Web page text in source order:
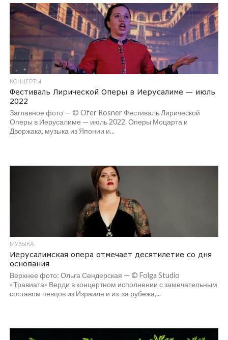
КОНЦЕРТЫ
Фестиваль Лирической Оперы в Иерусалиме — июль
2022
Заглавное фото — © Ofer Rosner Фестиваль Лирической
Оперы в Иерусалиме — июль 2022. Оперы Моцарта и
Дворжака, музыка из Японии и...
МУЗЫКА
Иерусалимская опера отмечает десятилетие со дня
основания
Верхнее фото: Ольга Сендерская — © Folga Studio
«Травиата» Верди в концертном исполнении с замечательным
составом певцов из Израиля и из-за рубежа,...